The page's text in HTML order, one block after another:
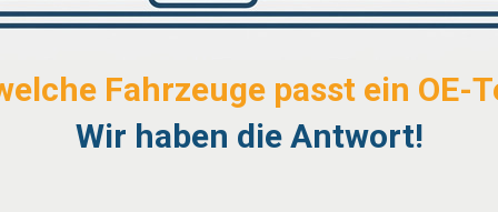
Fahrzeuge passt ein OE-
Wir haben die Antwort!